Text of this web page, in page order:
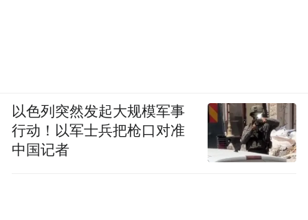
以色列突然发起大规模军事
行动！以军士兵把枪口对准
中国记者